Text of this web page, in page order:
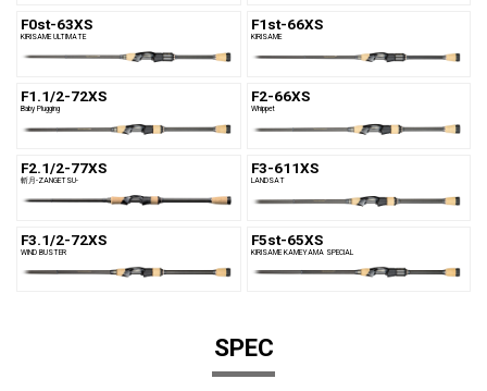
F0st-63XS
KIRISAME ULTIMATE
F1st-66XS
KIRISAME
F1.1/2-72XS
Baby Plugging
F2-66XS
Whippet
F2.1/2-77XS
斬月-ZANGETSU-
F3-611XS
LANDSAT
F3.1/2-72XS
WIND BUSTER
F5st-65XS
KIRISAME KAMEYAMA SPECIAL
SPEC